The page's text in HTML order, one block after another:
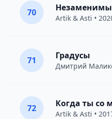
70 Незаменимы
Artik & Asti •
71 Градусы
Дмитрий
72 Когда ты со
Artik & Asti •